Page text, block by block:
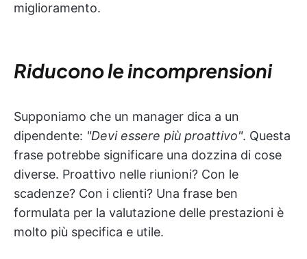
miglioramento.
Riducono le incomprensioni
Supponiamo che un manager dica a un
dipendente: "Devi essere più proattivo". Questa
frase potrebbe significare una dozzina di cose
diverse. Proattivo nelle riunioni? Con le
scadenze? Con i clienti? Una frase ben
formulata per la valutazione delle prestazioni è
molto più specifica e utile.